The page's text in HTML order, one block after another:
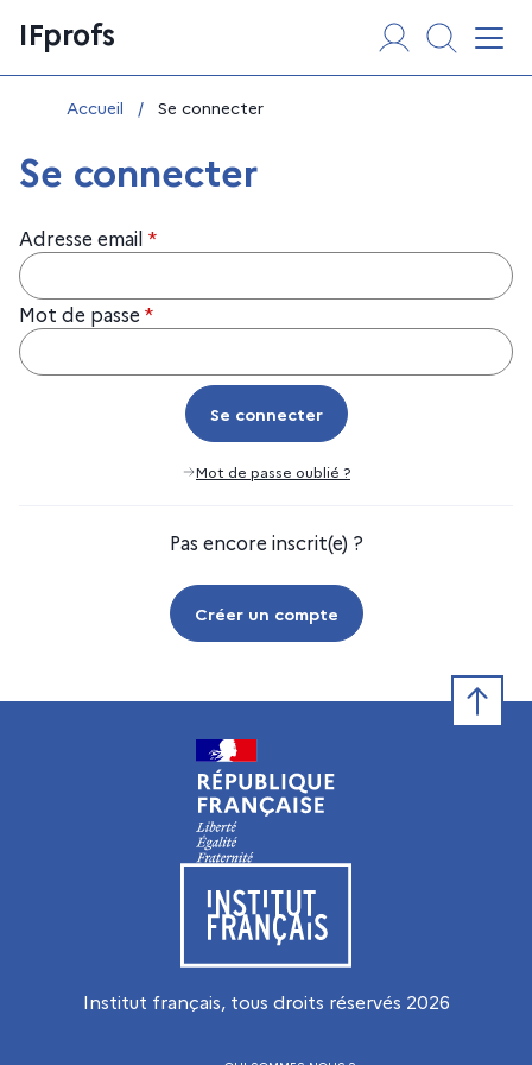
au
contenu
IFprofs
Vous êtes ici :
Accueil / Se connecter
Se connecter
Adresse email *
Mot de passe *
Se connecter
Se connecter
Mot de passe oublié ?
Pas encore inscrit(e) ?
Créer un compte
Visiter le site de l’Institut français
Institut français, tous droits réservés 2026